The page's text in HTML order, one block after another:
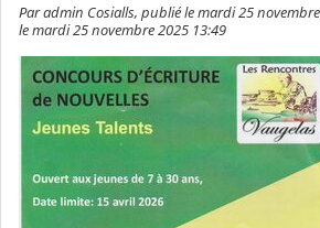
Par admin Cosialls, publié le mardi 25
le mardi 25 novembre 2025 13:49